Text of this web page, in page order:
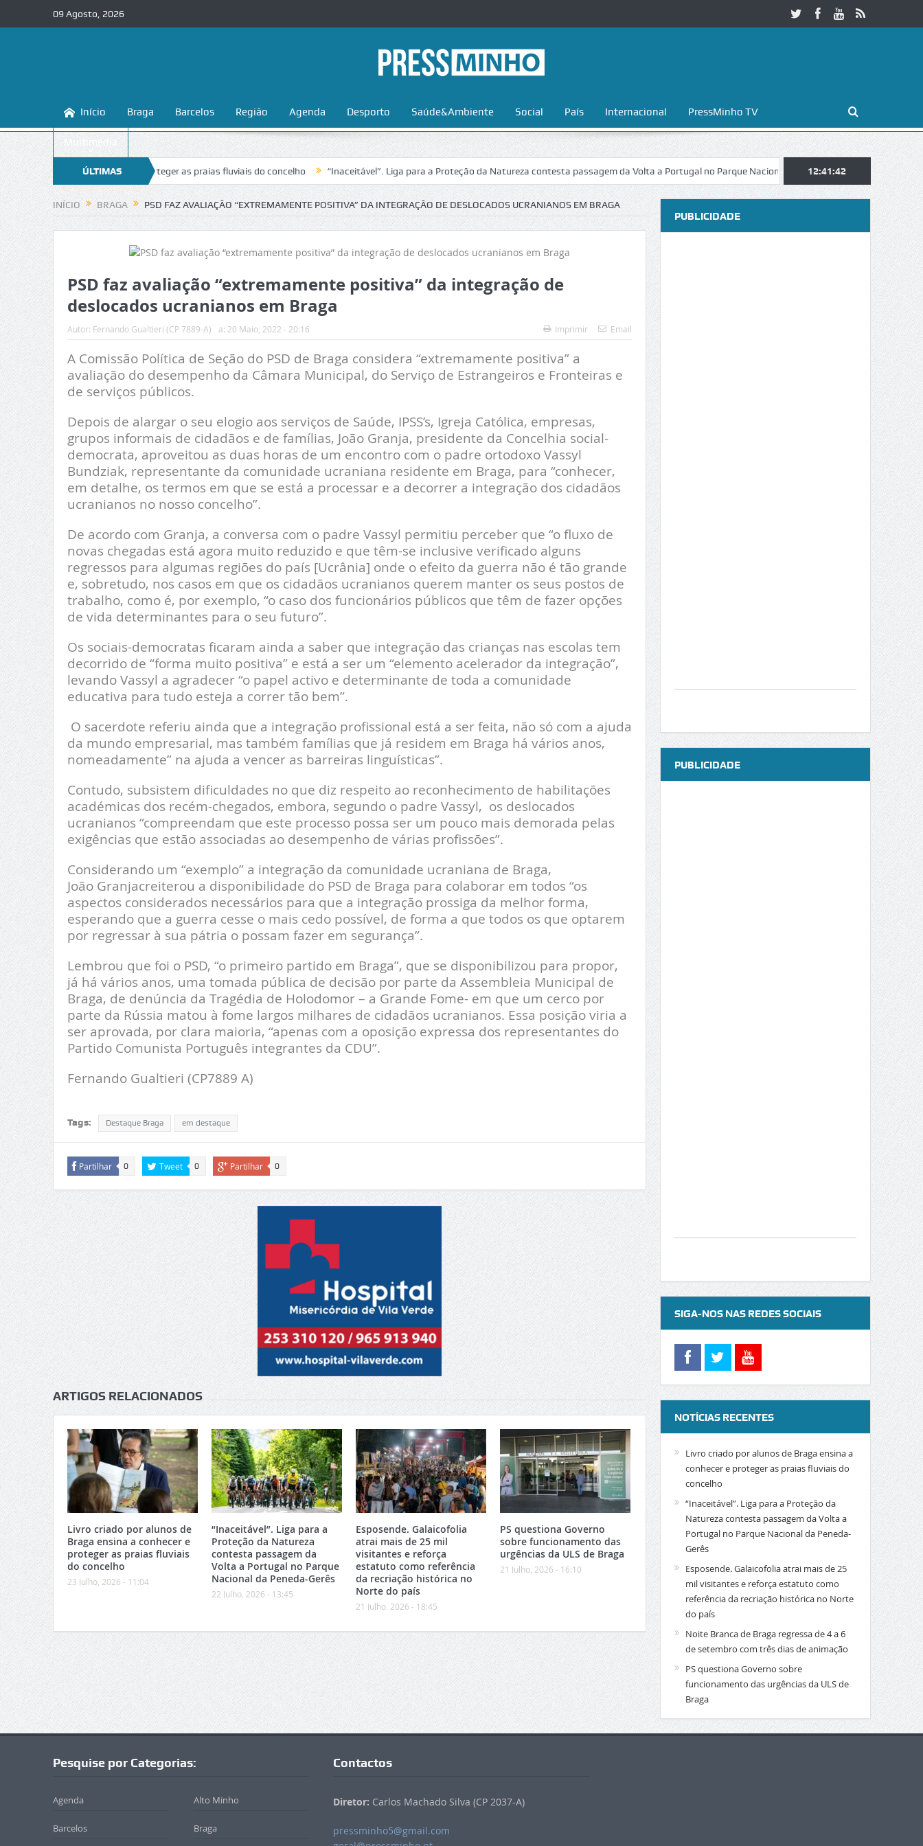
09 Agosto, 2026
Início Braga Barcelos Região Agenda Desporto Saúde&Ambiente Social País Internacional PressMinho TV
Multimédia
ÚLTIMAS
NOTÍCIAS
ensina a conhecer e proteger as praias fluviais do concelho “Inaceitável”. Liga para a Proteção da Natureza contesta passagem da Volta a Portugal no Parque Nacional da Peneda-Gerês Esposende.
12:41:42
INÍCIO BRAGA PSD FAZ AVALIAÇÃO “EXTREMAMENTE POSITIVA” DA INTEGRAÇÃO DE DESLOCADOS UCRANIANOS EM BRAGA
PSD faz avaliação “extremamente positiva” da integração de
deslocados ucranianos em Braga
Autor: Fernando Gualtieri (CP 7889-A) a: 20 Maio, 2022 - 20:16 Imprimir Email
A Comissão Política de Seção do PSD de Braga considera “extremamente positiva” a
avaliação do desempenho da Câmara Municipal, do Serviço de Estrangeiros e Fronteiras e
de serviços públicos.
Depois de alargar o seu elogio aos serviços de Saúde, IPSS’s, Igreja Católica, empresas,
grupos informais de cidadãos e de famílias, João Granja, presidente da Concelhia social-
democrata, aproveitou as duas horas de um encontro com o padre ortodoxo Vassyl
Bundziak, representante da comunidade ucraniana residente em Braga, para “conhecer,
em detalhe, os termos em que se está a processar e a decorrer a integração dos cidadãos
ucranianos no nosso concelho”.
De acordo com Granja, a conversa com o padre Vassyl permitiu perceber que “o fluxo de
novas chegadas está agora muito reduzido e que têm-se inclusive verificado alguns
regressos para algumas regiões do país [Ucrânia] onde o efeito da guerra não é tão grande
e, sobretudo, nos casos em que os cidadãos ucranianos querem manter os seus postos de
trabalho, como é, por exemplo, “o caso dos funcionários públicos que têm de fazer opções
de vida determinantes para o seu futuro”.
Os sociais-democratas ficaram ainda a saber que integração das crianças nas escolas tem
decorrido de “forma muito positiva” e está a ser um “elemento acelerador da integração”,
levando Vassyl a agradecer “o papel activo e determinante de toda a comunidade
educativa para tudo esteja a correr tão bem”.
O sacerdote referiu ainda que a integração profissional está a ser feita, não só com a ajuda
da mundo empresarial, mas também famílias que já residem em Braga há vários anos,
nomeadamente” na ajuda a vencer as barreiras linguísticas”.
Contudo, subsistem dificuldades no que diz respeito ao reconhecimento de habilitações
académicas dos recém-chegados, embora, segundo o padre Vassyl, os deslocados
ucranianos “compreendam que este processo possa ser um pouco mais demorada pelas
exigências que estão associadas ao desempenho de várias profissões”.
Considerando um “exemplo” a integração da comunidade ucraniana de Braga,
João Granjacreiterou a disponibilidade do PSD de Braga para colaborar em todos “os
aspectos considerados necessários para que a integração prossiga da melhor forma,
esperando que a guerra cesse o mais cedo possível, de forma a que todos os que optarem
por regressar à sua pátria o possam fazer em segurança”.
Lembrou que foi o PSD, “o primeiro partido em Braga”, que se disponibilizou para propor,
já há vários anos, uma tomada pública de decisão por parte da Assembleia Municipal de
Braga, de denúncia da Tragédia de Holodomor – a Grande Fome- em que um cerco por
parte da Rússia matou à fome largos milhares de cidadãos ucranianos. Essa posição viria a
ser aprovada, por clara maioria, “apenas com a oposição expressa dos representantes do
Partido Comunista Português integrantes da CDU”.
Fernando Gualtieri (CP7889 A)
Tags: Destaque Braga em destaque
Partilhar 0 Tweet 0 Partilhar 0
ARTIGOS RELACIONADOS
Livro criado por alunos de
Braga ensina a conhecer e
proteger as praias fluviais
do concelho
23 Julho, 2026 - 11:04
“Inaceitável”. Liga para a
Proteção da Natureza
contesta passagem da
Volta a Portugal no Parque
Nacional da Peneda-Gerês
22 Julho, 2026 - 13:45
Esposende. Galaicofolia
atrai mais de 25 mil
visitantes e reforça
estatuto como referência
da recriação histórica no
Norte do país
21 Julho, 2026 - 18:45
PS questiona Governo
sobre funcionamento das
urgências da ULS de Braga
21 Julho, 2026 - 16:10
PUBLICIDADE
PUBLICIDADE
SIGA-NOS NAS REDES SOCIAIS
NOTÍCIAS RECENTES
Livro criado por alunos de Braga ensina a
conhecer e proteger as praias fluviais do
concelho
“Inaceitável”. Liga para a Proteção da
Natureza contesta passagem da Volta a
Portugal no Parque Nacional da Peneda-
Gerês
Esposende. Galaicofolia atrai mais de 25
mil visitantes e reforça estatuto como
referência da recriação histórica no Norte
do país
Noite Branca de Braga regressa de 4 a 6
de setembro com três dias de animação
PS questiona Governo sobre
funcionamento das urgências da ULS de
Braga
Pesquise por Categorias:
Agenda Alto Minho
Barcelos Braga
Contactos
Diretor: Carlos Machado Silva (CP 2037-A)
pressminho5@gmail.com